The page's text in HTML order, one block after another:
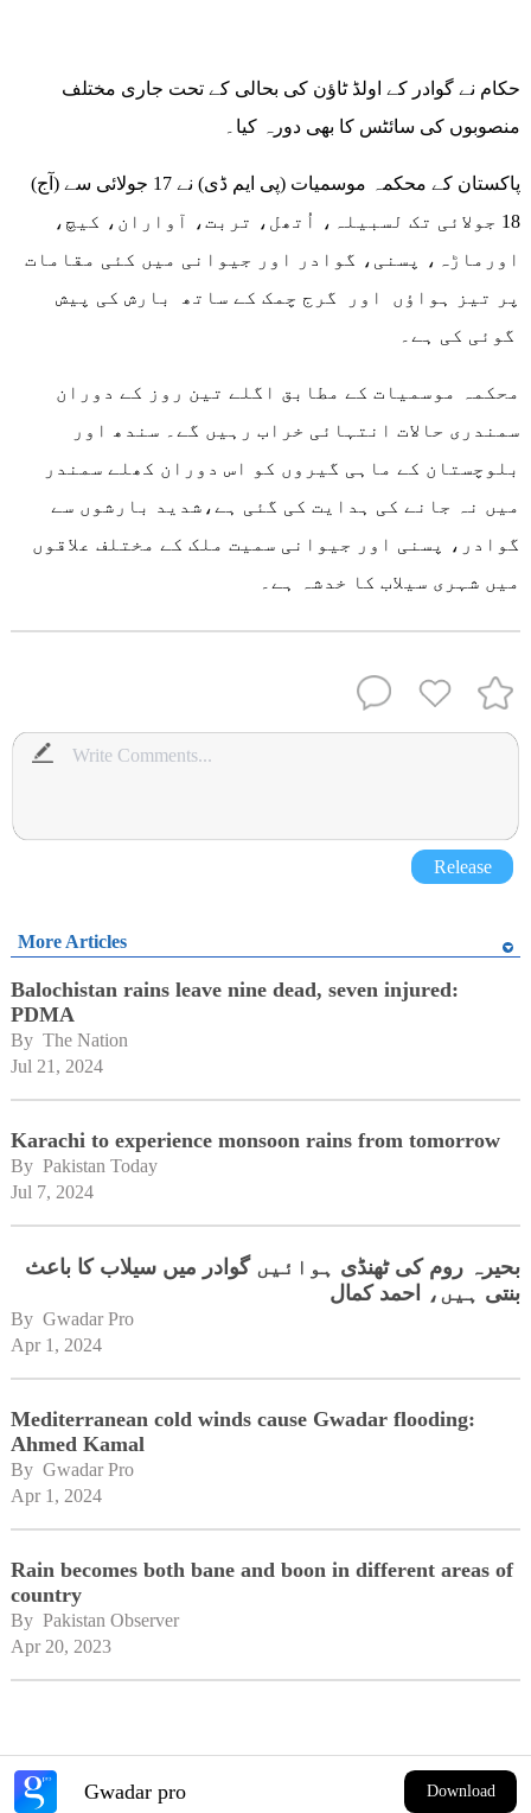
حکام نے گوادر کے اولڈ ٹاؤن کی بحالی کے تحت جاری مختلف
منصوبوں کی سائٹس کا بھی دورہ کیا۔
پاکستان کے محکمہ موسمیات (پی ایم ڈی) نے 17 جولائی سے (آج)
18 جولائی تک لسبیلہ، اُتھل، تربت، آواران، کیچ،
اورماڑہ، پسنی، گوادر اور جیوانی میں کئی مقامات
پر تیز ہواؤں اور گرج چمک کے ساتھ بارش کی پیش
محکمہ موسمیات کے مطابق اگلے تین روز کے دوران
سمندری حالات انتہائی خراب رہیں گے۔ سندھ اور
بلوچستان کے ماہی گیروں کو اس دوران کھلے سمندر
میں نہ جانے کی ہدایت کی گئی ہے،شدید بارشوں سے
گوادر، پسنی اور جیوانی سمیت ملک کے مختلف علاقوں
میں شہری سیلاب کا خدشہ ہے۔
Release
More Articles
Balochistan rains leave nine dead, seven injured:
PDMA
By The Nation
Jul 21, 2024
Karachi to experience monsoon rains from tomorrow
By Pakistan Today
Jul 7, 2024
بحیرہ روم کی ٹھنڈی ہوائیں گوادر میں سیلاب کا باعث
بنتی ہیں، احمد کمال
By Gwadar Pro
Apr 1, 2024
Mediterranean cold winds cause Gwadar flooding:
Ahmed Kamal
By Gwadar Pro
Apr 1, 2024
Rain becomes both bane and boon in different areas of
country
By Pakistan Observer
Apr 20, 2023
Gwadar pro Download